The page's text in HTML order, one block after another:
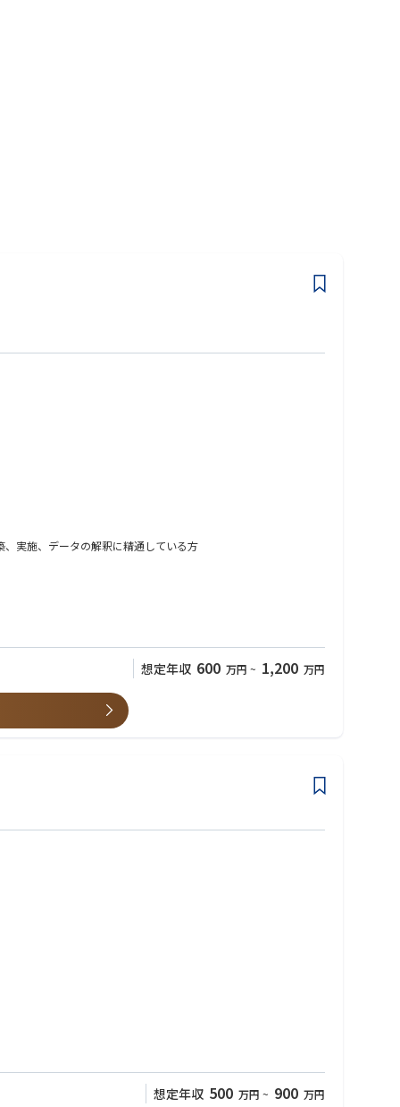
ループです。専門家として実験系の計画立案、施行、結果の解
クリーニングをリードし、臨床での成功確率の高い化合物創出
の連携はもとより、RI-PDC医薬の国内トップメーカーへの成長
。いずれのアプローチでもTPP (Target Product Profile)立案
実施、データの解釈に精通している方
想定年収 600 万円 ~ 1,200 万円
想定年収 500 万円 ~ 900 万円